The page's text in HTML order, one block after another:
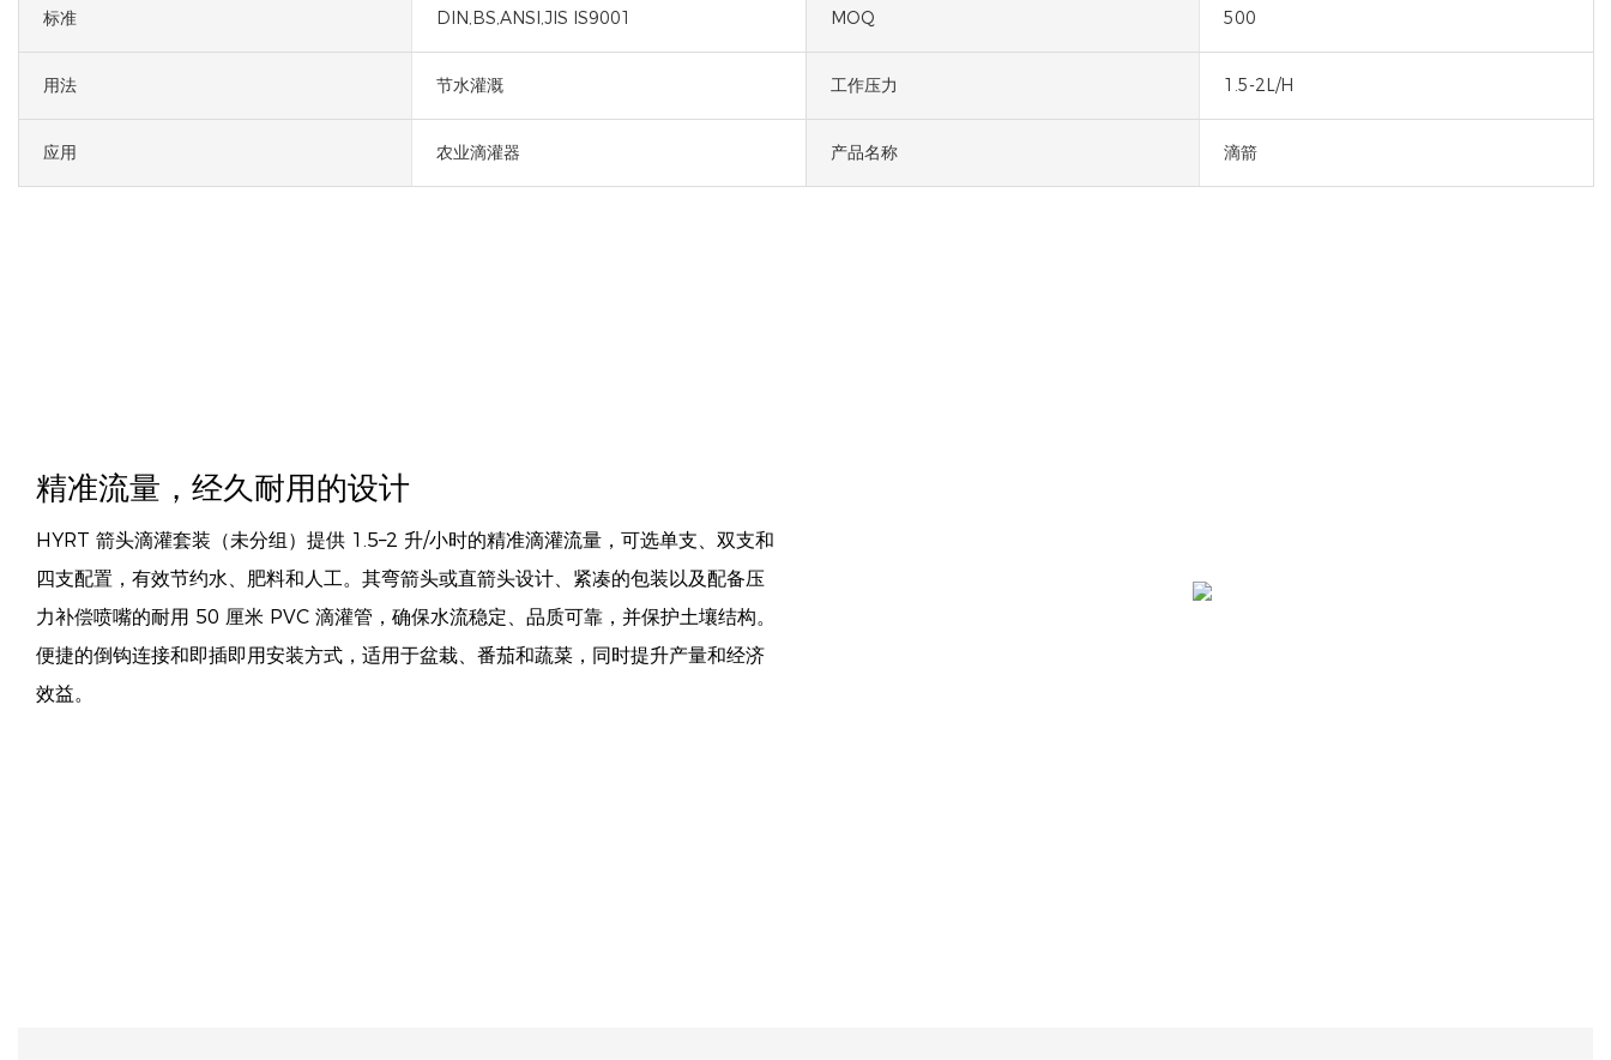
标准 DIN,BS,ANSI,JIS IS9001 MOQ 500
用法 节水灌溉 工作压力 1.5-2L/H
应用 农业滴灌器 产品名称 滴箭
精准流量，经久耐用的设计
HYRT 箭头滴灌套装（未分组）提供 1.5–2 升/小时的精准滴灌流量，可选单支、双支和
四支配置，有效节约水、肥料和人工。其弯箭头或直箭头设计、紧凑的包装以及配备压
力补偿喷嘴的耐用 50 厘米 PVC 滴灌管，确保水流稳定、品质可靠，并保护土壤结构。
便捷的倒钩连接和即插即用安装方式，适用于盆栽、番茄和蔬菜，同时提升产量和经济
效益。